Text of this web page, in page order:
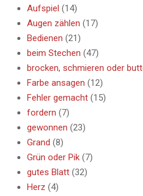
Aufspiel (14)
Augen zählen (17)
Bedienen (21)
beim Stechen (47)
brocken, schmieren oder
Farbe ansagen (12)
Fehler gemacht (15)
fordern (7)
gewonnen (23)
Grand (8)
Grün oder Pik (7)
gutes Blatt (32)
Herz (4)